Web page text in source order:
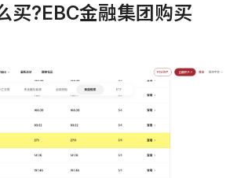
买?EBC金融集团购买